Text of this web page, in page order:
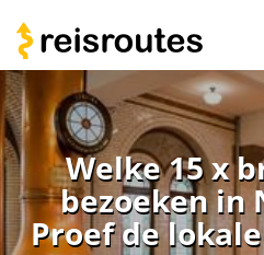
Welke 15 x
bezoeken in
Proef de